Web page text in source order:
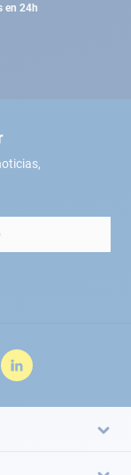
en 24h